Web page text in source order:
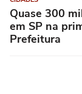
Quase 300
em SP na
Prefeitura